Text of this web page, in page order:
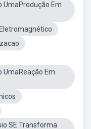
UmaProdução Em
UmaReação Em
SE Transforma